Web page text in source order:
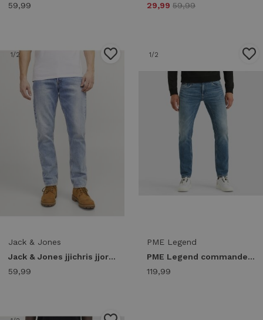
59,99
29,99 59,99
1/2
Jack & Jones
Jack & Jones jjichris jjoriginal sbd 920 noos 12193398 Relaxed Fit blue denim
59,99
1/2
PME Legend
PME Legend commander 3.0 ptr180-ufb Relaxed Fit used fresh blue
119,99